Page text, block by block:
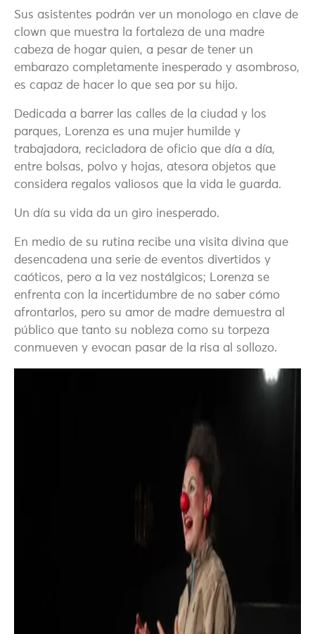
Sus asistentes podrán ver un monologo en clave de
clown que muestra la fortaleza de una madre
cabeza de hogar quien, a pesar de tener un
embarazo completamente inesperado y asombroso,
es capaz de hacer lo que sea por su hijo.
Dedicada a barrer las calles de la ciudad y los
parques, Lorenza es una mujer humilde y
trabajadora, recicladora de oficio que día a día,
entre bolsas, polvo y hojas, atesora objetos que
considera regalos valiosos que la vida le guarda.
Un día su vida da un giro inesperado.
En medio de su rutina recibe una visita divina que
desencadena una serie de eventos divertidos y
caóticos, pero a la vez nostálgicos; Lorenza se
enfrenta con la incertidumbre de no saber cómo
afrontarlos, pero su amor de madre demuestra al
público que tanto su nobleza como su torpeza
conmueven y evocan pasar de la risa al sollozo.